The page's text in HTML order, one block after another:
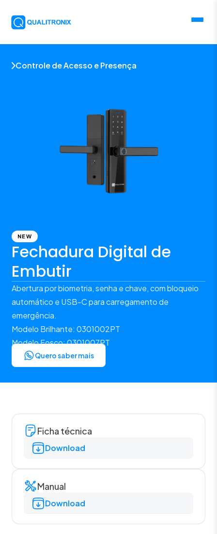
Controle de Acesso e Presença
NEW
Fechadura Digital de
Embutir
Abertura por biometria, senha e chave, com bloqueio
automático e USB-C para carregamento de
emergência.
Modelo Brilhante: 0301002PT
Modelo Fosco: 0301007PT
Quero saber mais
Ficha técnica
Download
Manual
Download